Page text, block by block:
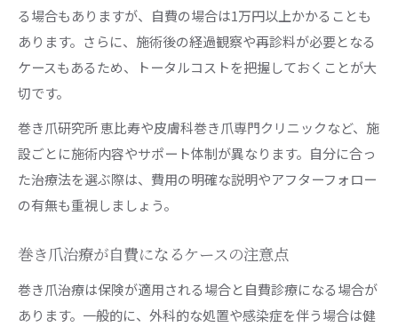
る場合もありますが、自費の場合は1万円以上かかることも
あります。さらに、施術後の経過観察や再診料が必要となる
ケースもあるため、トータルコストを把握しておくことが大
切です。
巻き爪研究所 恵比寿や皮膚科巻き爪専門クリニックなど、施
設ごとに施術内容やサポート体制が異なります。自分に合っ
た治療法を選ぶ際は、費用の明確な説明やアフターフォロー
の有無も重視しましょう。
巻き爪治療が自費になるケースの注意点
巻き爪治療は保険が適用される場合と自費診療になる場合が
あります。一般的に、外科的な処置や感染症を伴う場合は健